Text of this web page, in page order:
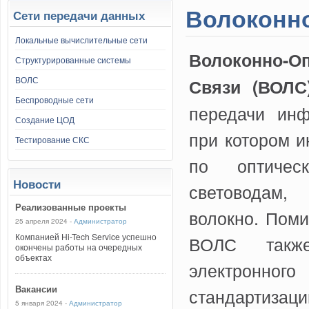
Сети передачи данных
Локальные вычислительные сети
Структурированные системы
ВОЛС
Беспроводные сети
Создание ЦОД
Тестирование СКС
Новости
Реализованные проекты
25 апреля 2024 - Администратор
Компанией Hi-Tech Service успешно
окончены работы на очередных
объектах
Вакансии
5 января 2024 - Администратор
Связи
передачи
при котором
по
волокно.
ВОЛС